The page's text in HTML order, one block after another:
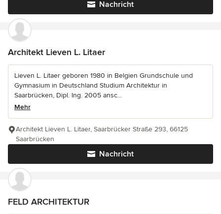
Nachricht
Architekt Lieven L. Litaer
Lieven L. Litaer geboren 1980 in Belgien Grundschule und
Gymnasium in Deutschland Studium Architektur in
Saarbrücken, Dipl. Ing. 2005 ansc...
Mehr
Nachricht
Architekt Lieven L. Litaer, Saarbrücker Straße 293, 66125
Saarbrücken
FELD ARCHITEKTUR